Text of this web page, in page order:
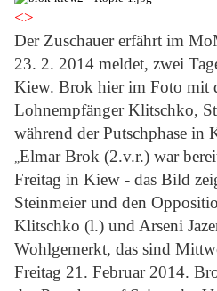
<>
Der Zuschauer erfährt im
23. 2. 2014 meldet, zwei
Kiew. Brok hier im Foto mit
Lohnempfänger Klitschko,
während der Putschphase
„Elmar Brok (2.v.r.) war
Freitag in Kiew - das Bild
Steinmeier und den
Klitschko (l.) und Arseni
Wohlgemerkt, das sind
Freitag 21. Februar 2014.